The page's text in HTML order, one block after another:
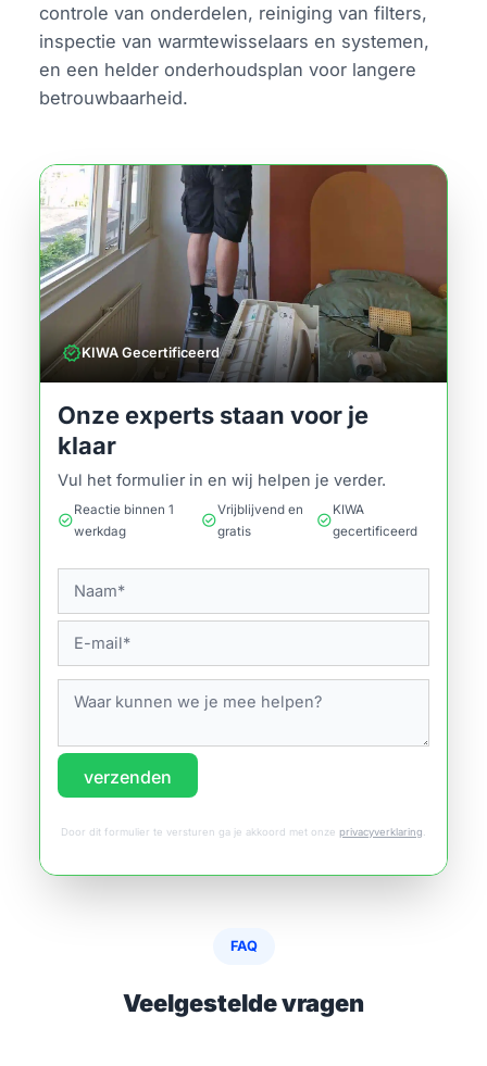
controle van onderdelen, reiniging van filters,
inspectie van warmtewisselaars en systemen,
en een helder onderhoudsplan voor langere
betrouwbaarheid.
verifiedKIWA Gecertificeerd
Onze experts staan voor je
klaar
Vul het formulier in en wij helpen je verder.
check_circle
Reactie binnen 1
werkdag
check_circle
Vrijblijvend en
gratis
check_circle
KIWA
gecertificeerd
verzenden
Door dit formulier te versturen ga je akkoord met onze privacyverklaring
FAQ
Veelgestelde vragen